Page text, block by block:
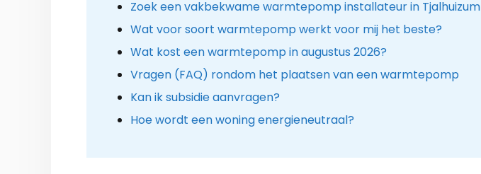
Zoek een vakbekwame warmtepomp installateur in Tjalhuizum
Wat voor soort warmtepomp werkt voor mij het beste?
Wat kost een warmtepomp in augustus 2026?
Vragen (FAQ) rondom het plaatsen van een warmtepomp
Kan ik subsidie aanvragen?
Hoe wordt een woning energieneutraal?